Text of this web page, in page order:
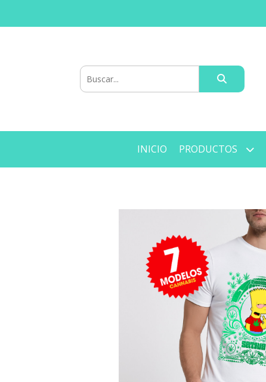
INICIO PRODUCTOS